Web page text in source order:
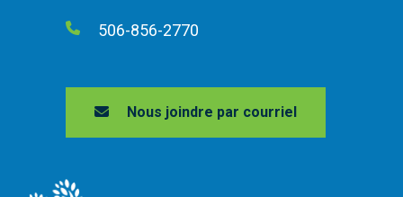
506-856-2770
Nous joindre par courriel